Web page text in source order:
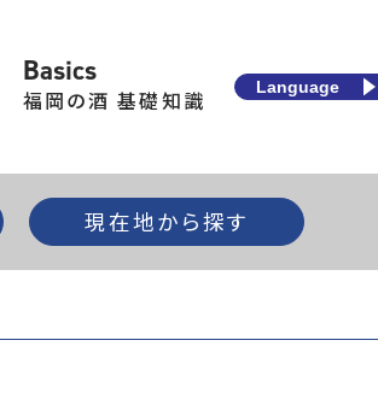
Basics
福岡の酒 基礎知識 Language
現在地から探す